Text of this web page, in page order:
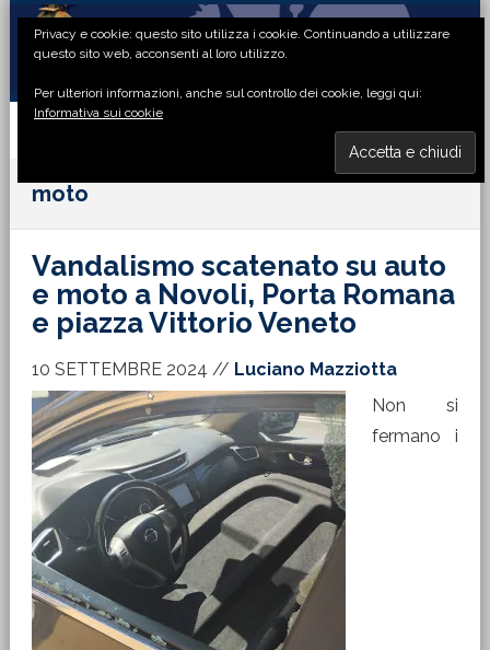
Passa
primaria
Passa
principale
Passa
laterale
Passa
di
moto
Vandalismo scatenato su auto
e moto a Novoli, Porta Romana
e piazza Vittorio Veneto
10 SETTEMBRE 2024 // Luciano Mazziotta
Non si
fermano i
Privacy e cookie: questo sito utilizza i cookie. Continuando a utilizzare
questo sito web, acconsenti al loro utilizzo.
Per ulteriori informazioni, anche sul controllo dei cookie, leggi qui:
Informativa sui cookie